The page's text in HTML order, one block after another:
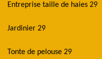
Entreprise taille de haies 29
Jardinier 29
Tonte de pelouse 29